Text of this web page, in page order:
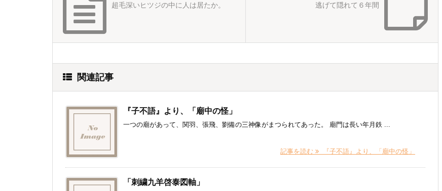
逃げて隠れて６年間
超毛深いヒツジの中に人は居たか。
関連記事
『子不語』より、「廟中の怪」
一つの廟があって、関羽、張飛、劉備の三神像がまつられてあった。 廟門は長い年月鉄 ...
記事を読む 『子不語』より、「廟中の怪」
「刺繍九羊啓泰図軸」